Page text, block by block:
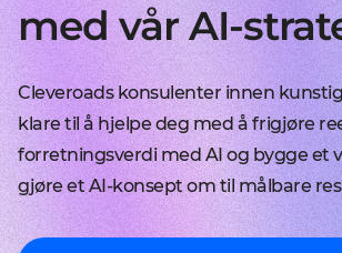
med vår AI-
Cleveroads konsulenter innen
klare til å hjelpe deg med å frigjøre
forretningsverdi med AI og bygge et
gjøre et AI-konsept om til målbare